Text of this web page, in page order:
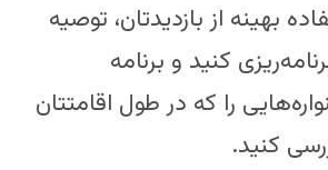
بهینه از بازدیدتان، توصیه
کنید و برنامه
را که در طول اقامتتان
کنید.